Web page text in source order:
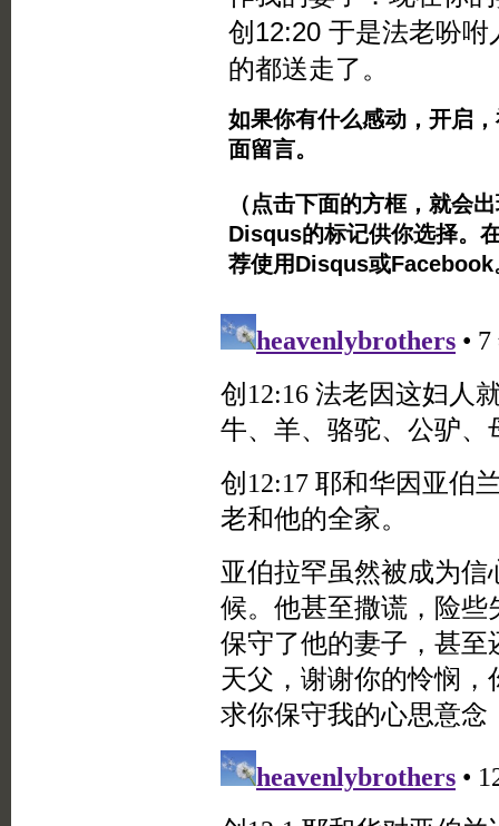
创12:20 于是法老吩
的都送走了。
如果你有什么感动，开启
面留言。
（点击下面的方框，就会
Disqus的标记供你选择。
荐使用Disqus或